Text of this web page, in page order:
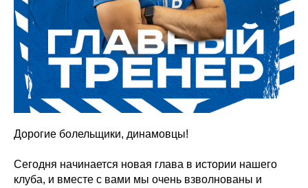
Дорогие болельщики, динамовцы!
Сегодня начинается новая глава в истории нашего
клуба, и вместе с вами мы очень взволнованы и